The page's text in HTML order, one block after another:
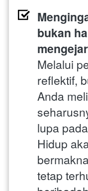
bukan
Melalui
reflektif,
Anda
lupa
Hidup
tetap